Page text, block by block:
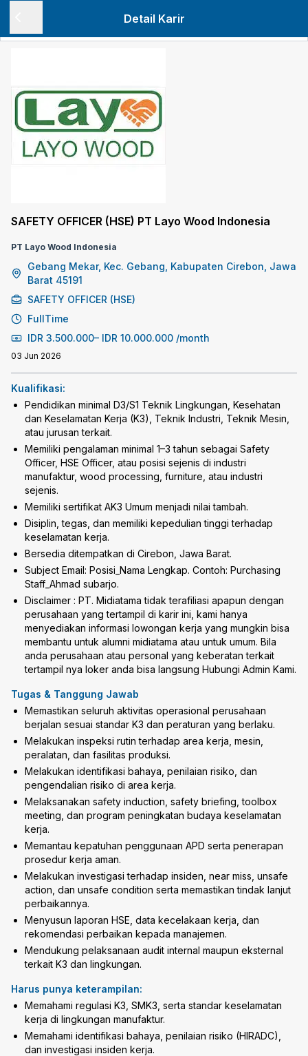
Detail Karir
SAFETY OFFICER (HSE) PT Layo Wood Indonesia
PT Layo Wood Indonesia
Gebang Mekar, Kec. Gebang, Kabupaten Cirebon, Jawa
Barat 45191
SAFETY OFFICER (HSE)
FullTime
IDR 3.500.000– IDR 10.000.000 /month
03 Jun 2026
Kualifikasi:
Pendidikan minimal D3/S1 Teknik Lingkungan, Kesehatan
dan Keselamatan Kerja (K3), Teknik Industri, Teknik Mesin,
atau jurusan terkait.
Memiliki pengalaman minimal 1–3 tahun sebagai Safety
Officer, HSE Officer, atau posisi sejenis di industri
manufaktur, wood processing, furniture, atau industri
sejenis.
Memiliki sertifikat AK3 Umum menjadi nilai tambah.
Disiplin, tegas, dan memiliki kepedulian tinggi terhadap
keselamatan kerja.
Bersedia ditempatkan di Cirebon, Jawa Barat.
Subject Email: Posisi_Nama Lengkap. Contoh: Purchasing
Staff_Ahmad subarjo.
Disclaimer : PT. Midiatama tidak terafiliasi apapun dengan
perusahaan yang tertampil di karir ini, kami hanya
menyediakan informasi lowongan kerja yang mungkin bisa
membantu untuk alumni midiatama atau untuk umum. Bila
anda perusahaan atau personal yang keberatan terkait
tertampil nya loker anda bisa langsung Hubungi Admin Kami.
Tugas & Tanggung Jawab
Memastikan seluruh aktivitas operasional perusahaan
berjalan sesuai standar K3 dan peraturan yang berlaku.
Melakukan inspeksi rutin terhadap area kerja, mesin,
peralatan, dan fasilitas produksi.
Melakukan identifikasi bahaya, penilaian risiko, dan
pengendalian risiko di area kerja.
Melaksanakan safety induction, safety briefing, toolbox
meeting, dan program peningkatan budaya keselamatan
kerja.
Memantau kepatuhan penggunaan APD serta penerapan
prosedur kerja aman.
Melakukan investigasi terhadap insiden, near miss, unsafe
action, dan unsafe condition serta memastikan tindak lanjut
perbaikannya.
Menyusun laporan HSE, data kecelakaan kerja, dan
rekomendasi perbaikan kepada manajemen.
Mendukung pelaksanaan audit internal maupun eksternal
terkait K3 dan lingkungan.
Harus punya keterampilan:
Memahami regulasi K3, SMK3, serta standar keselamatan
kerja di lingkungan manufaktur.
Memahami identifikasi bahaya, penilaian risiko (HIRADC),
dan investigasi insiden kerja.